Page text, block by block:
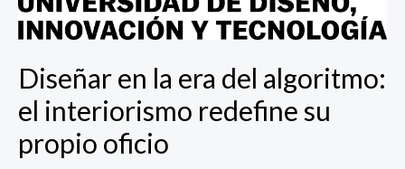
Diseñar en la era del algoritmo:
el interiorismo redefine su
propio oficio
interiorismo
redefine
propio
oficio